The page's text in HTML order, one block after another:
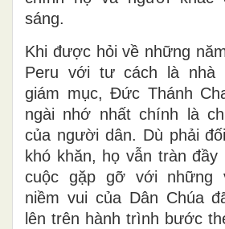
sáng.
Khi được hỏi về những
Peru với tư cách là nhà
giám mục, Đức Thánh
ngài nhớ nhất chính là
của người dân. Dù phải
khó khăn, họ vẫn tràn đầy
cuộc gặp gỡ với những
niềm vui của Dân Chúa
lên trên hành trình bước